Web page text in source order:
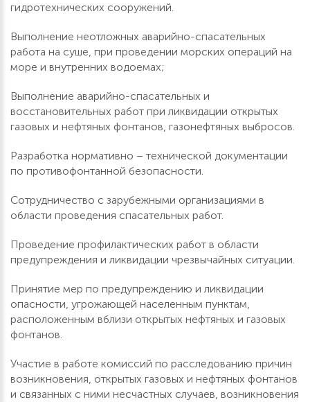
гидротехнических сооружений.
Выполнение неотложных аварийно-спасательных
работа на суше, при проведении морских операций на
море и внутренних водоемах;
Выполнение аварийно-спасательных и
восстановительных работ при ликвидации открытых
газовых и нефтяных фонтанов, газонефтяных выбросов.
Разработка нормативно – технической документации
по противофонтанной безопасности.
Сотрудничество с зарубежными организациями в
области проведения спасательных работ.
Проведение профилактических работ в области
предупреждения и ликвидации чрезвычайных ситуации.
Принятие мер по предупреждению и ликвидации
опасности, угрожающей населенным пунктам,
расположенным вблизи открытых нефтяных и газовых
фонтанов.
Участие в работе комиссий по расследованию причин
возникновения, открытых газовых и нефтяных фонтанов
и связанных с ними несчастных случаев, возникновения